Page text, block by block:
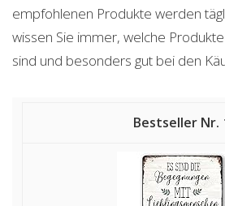
empfohlenen Produkte werden
wissen Sie immer, welche
sind und besonders gut bei den